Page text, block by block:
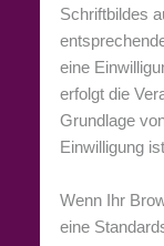
Schriftbildes
eine
erfolgt die
Grundlage
Einwilligung
Wenn Ihr
eine